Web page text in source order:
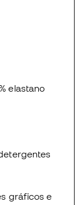
elastano
gráficos e